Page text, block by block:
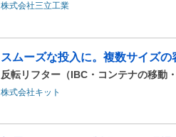
株式会社三立工業
スムーズな投入に。複数サイズ
反転リフター（IBC・コンテナの移動
株式会社キット